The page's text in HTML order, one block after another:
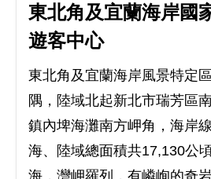
東北角及宜蘭海岸國
遊客中心
東北角及宜蘭海岸風景特定
隅，陸域北起新北市瑞芳區
鎮內埤海灘南方岬角，海岸
海、陸域總面積共17,130公
海，灣岬羅列，有嶙峋的奇